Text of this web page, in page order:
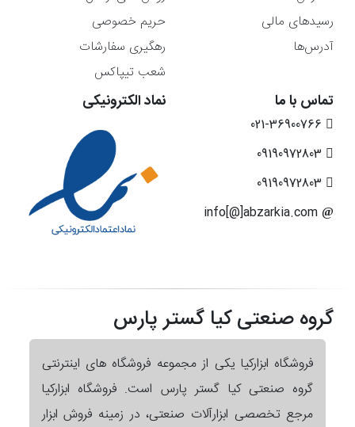
رسیدهای مالی
آدرس‌ها
حریم خصوصی
رهگیری سفارشات
شعب تیپاکس
تماس با ما نماد الکترونیکی
گروه صنعتی کیا گستر پارس
فروشگاه ابزارکیا یکی از مجموعه فروشگاه های اینترنتی
گروه صنعتی کیا گستر پارس است. فروشگاه ابزارکیا
مرجع تخصصی ابزارآلات صنعتی، در زمینه فروش ابزار